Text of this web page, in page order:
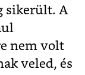
sikerült. A
nem volt
veled, és